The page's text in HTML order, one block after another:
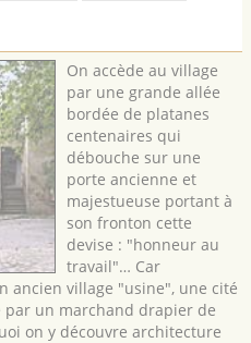
On accède au village
par une grande allée
bordée de platanes
centenaires qui
débouche sur une
porte ancienne et
majestueuse portant à
son fronton cette
devise : "honneur au
travail"… Car
ancien village "usine", une cité
par un marchand drapier de
on y découvre architecture